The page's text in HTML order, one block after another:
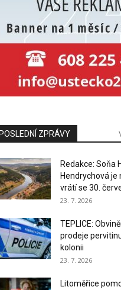
ZPRÁVY
Redakce: Soňa
Hendrychová je
vrátí se 30.
23. 7. 2026
TEPLICE:
prodeje
kolonii
23. 7. 2026
Litoměřice